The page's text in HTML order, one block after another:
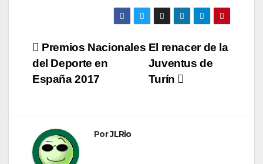
Navegación
de
El renacer de la
Juventus de
Turín
Premios Nacionales
del Deporte en
España 2017
PorJLRio